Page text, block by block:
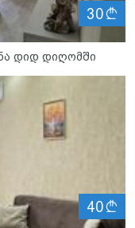
30
დიდ დიღომში
40